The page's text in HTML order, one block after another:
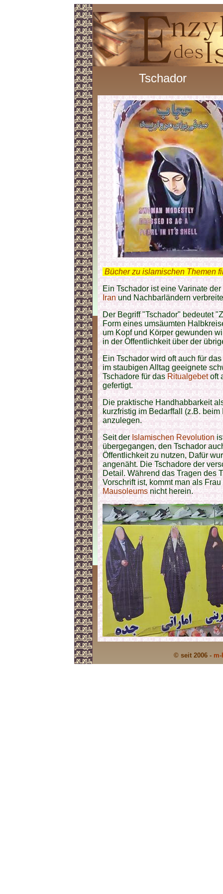
Tschador
Bücher zu islamischen Themen
Ein Tschador ist eine Varinate der
Iranund Nachbarländern
Der Begriff "Tschador" bedeutet
Form eines umsäumten
um Kopf und Körper gewunden
in der Öffentlichkeit über der
Ein Tschador wird oft auch für das
im staubigen Alltag geeignete
Tschadore für dasRitualgebetoft
gefertigt.
Die praktische Handhabbarkeit
kurzfristig im Bedarffall (z.B.
anzulegen.
Seit derIslamischen Revolution
übergegangen, den Tschador
Öffentlichkeit zu nutzen, Dafür
angenäht. Die Tschadore der
Detail. Während das Tragen des
Vorschrift ist, kommt man als
Mausoleumsnicht herein.
© seit 2006 -